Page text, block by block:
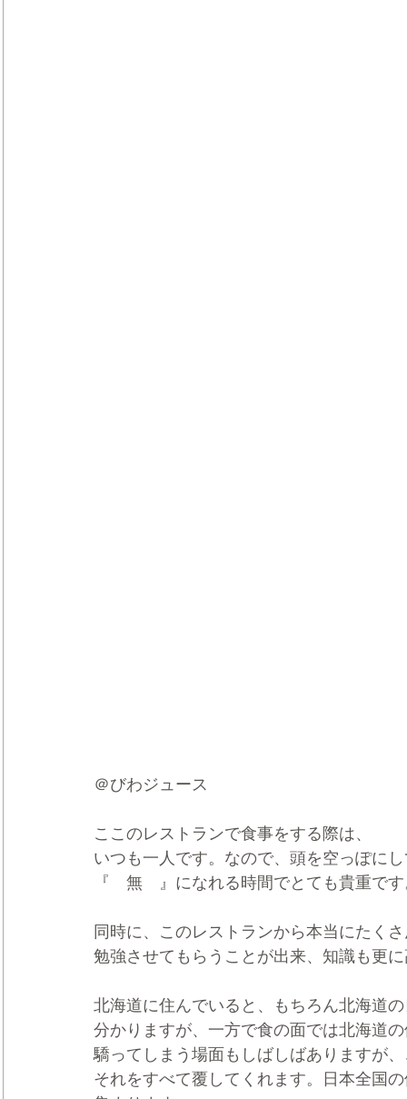
＠びわジュース
ここのレストランで食事をする際は、
いつも一人です。なので、頭を空っぽに
『　無　』になれる時間でとても貴重で
同時に、このレストランから本当にたく
勉強させてもらうことが出来、知識も更
北海道に住んでいると、もちろん北海道
分かりますが、一方で食の面では北海道
驕ってしまう場面もしばしばありますが
それをすべて覆してくれます。日本全国